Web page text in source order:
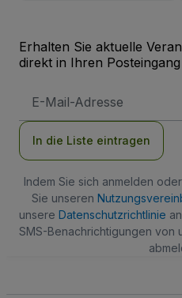
Erhalten Sie aktuelle
direkt in Ihren Posteingang
Mail-
In die Liste eintragen
Indem Sie sich anmelden
Sie unseren
unsere Datenschutzrichtlinie
SMS-Benachrichtigungen von